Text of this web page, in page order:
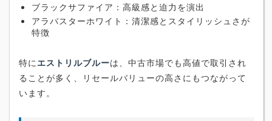
ブラックサファイア：高級感と迫力を演出
アラバスターホワイト：清潔感とスタイリッシュさが
特徴
特に エストリルブルーは、中古市場でも高値で取引され
ることが多く、リセールバリューの高さにもつながって
います。